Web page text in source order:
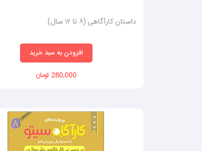
داستان کارآگاهی (٨ تا ١٢ سال)
افزودن به سبد خرید
280,000 تومان